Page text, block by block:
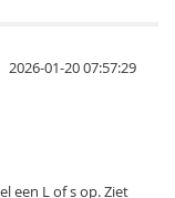
2026-01-20 07:57:29
een L of s op. Ziet